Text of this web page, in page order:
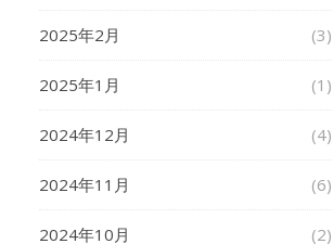
2025年2月 (3)
2025年1月 (1)
2024年12月 (4)
2024年11月 (6)
2024年10月 (2)